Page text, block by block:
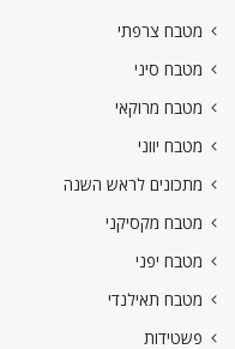
מטבח צרפתי
מטבח סיני
מטבח מרוקאי
מטבח יווני
מתכונים לראש השנה
מטבח מקסיקני
מטבח יפני
מטבח תאילנדי
פשטידות